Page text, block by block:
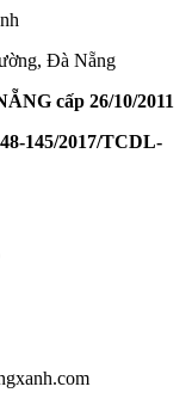
Đà Nẵng
cấp 26/10/2011
48-145/2017/TCDL-